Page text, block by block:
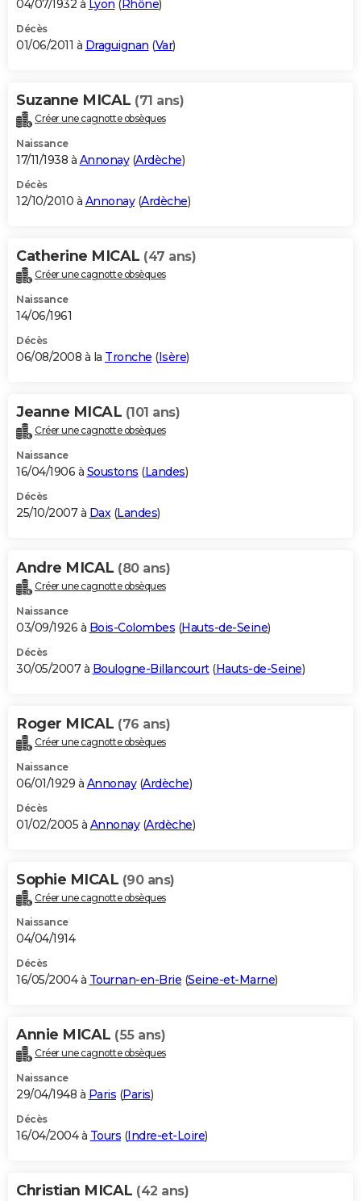
04/07/1932 à Lyon ( Rhône)
Décès
01/06/2011 à Draguignan (Var)
Suzanne MICAL (71 ans)
Créer une cagnotte obsèques
Naissance
17/11/1938 à Annonay(Ardèche)
Décès
12/10/2010 à Annonay(Ardèche)
Catherine MICAL (47 ans)
Créer une cagnotte obsèques
Naissance
14/06/1961
Décès
06/08/2008 à la Tronche (Isère)
Jeanne MICAL (101 ans)
Créer une cagnotte obsèques
Naissance
16/04/1906 à Soustons (Landes)
Décès
25/10/2007 à Dax(Landes)
Andre MICAL (80 ans)
Créer une cagnotte obsèques
Naissance
03/09/1926 à Bois-Colombes (Hauts-de-Seine)
Décès
30/05/2007 à Boulogne-Billancourt(Hauts-de-Seine)
Roger MICAL (76 ans)
Créer une cagnotte obsèques
Naissance
06/01/1929 à Annonay(Ardèche)
Décès
01/02/2005 à Annonay(Ardèche)
Sophie MICAL (90 ans)
Créer une cagnotte obsèques
Naissance
04/04/1914
Décès
16/05/2004 à Tournan-en-Brie (Seine-et-Marne)
Annie MICAL (55 ans)
Créer une cagnotte obsèques
Naissance
29/04/1948 à Paris (Paris)
Décès
16/04/2004 à Tours (Indre-et-Loire)
Christian MICAL (42 ans)